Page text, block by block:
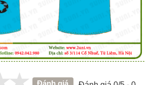
Đánh giá